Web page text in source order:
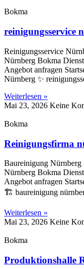
Bokma
reinigungsservice
Reinigungsservice
Nürnberg Bokma
Angebot anfragen
Nürnberg ✨
Weiterlesen »
Mai 23, 2026 Keine
Bokma
Reinigungsfirma
Baureinigung
Nürnberg Bokma
Angebot anfragen
🏗️ baureinigung
Weiterlesen »
Mai 23, 2026 Keine
Bokma
Produktionshalle